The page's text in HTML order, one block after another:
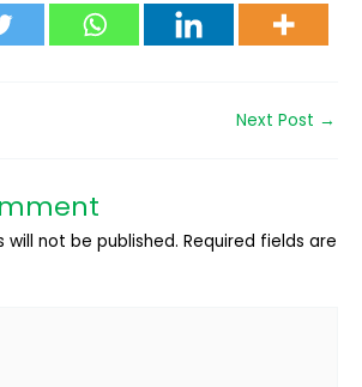
Next Post →
will not be published. Required fields are